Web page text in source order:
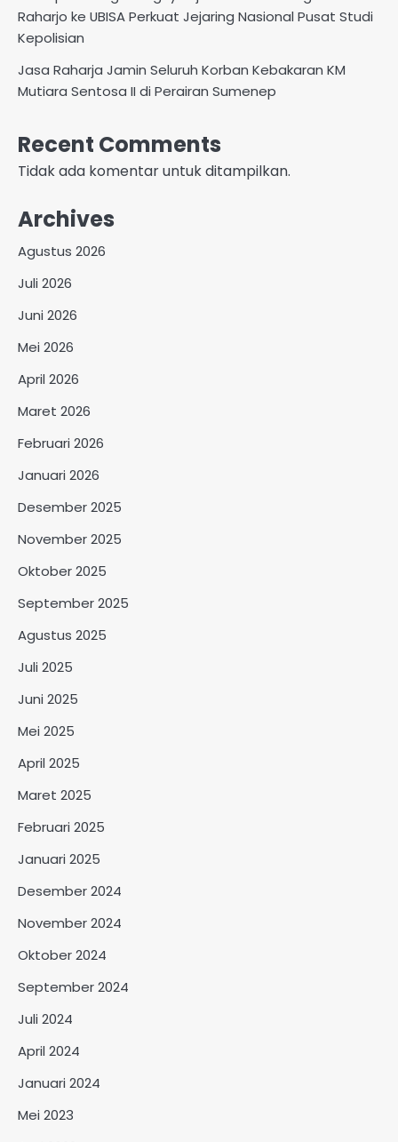
Raharjo ke UBISA Perkuat Jejaring Nasional Pusat Studi
Kepolisian
Jasa Raharja Jamin Seluruh Korban Kebakaran KM
Mutiara Sentosa II di Perairan Sumenep
Recent Comments
Tidak ada komentar untuk ditampilkan.
Archives
Agustus 2026
Juli 2026
Juni 2026
Mei 2026
April 2026
Maret 2026
Februari 2026
Januari 2026
Desember 2025
November 2025
Oktober 2025
September 2025
Agustus 2025
Juli 2025
Juni 2025
Mei 2025
April 2025
Maret 2025
Februari 2025
Januari 2025
Desember 2024
November 2024
Oktober 2024
September 2024
Juli 2024
April 2024
Januari 2024
Mei 2023